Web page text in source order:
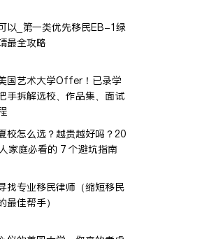
以_第一类优先移民EB-1绿
最全攻略
国艺术大学Offer！已录学
手拆解选校、作品集、面试
校怎么选？越贵越好吗？20
家庭必看的 7 个避坑指南
找专业移民律师（缩短移民
最佳帮手）